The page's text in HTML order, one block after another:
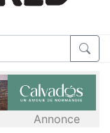
Annonce